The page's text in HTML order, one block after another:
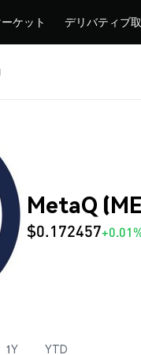
ケット デリバティブ
MetaQ
$0.172457
1Y YTD